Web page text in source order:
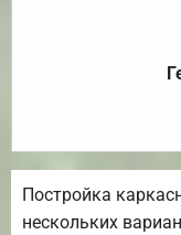
Постройка
нескольких